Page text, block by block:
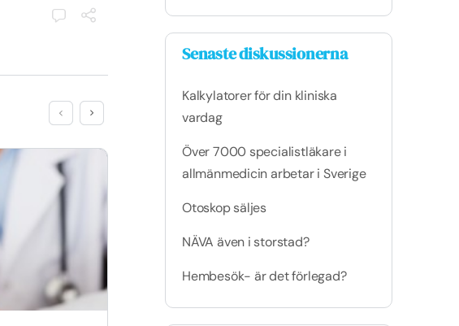
Senaste diskussionerna
Kalkylatorer för din kliniska
vardag
Över 7000 specialistläkare i
allmänmedicin arbetar i Sverige
Otoskop säljes
NÄVA även i storstad?
Hembesök- är det förlegad?